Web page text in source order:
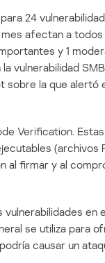
24
afectan a
y 1
vulnerabilidad
sobre la que alertó
Verification. Estas
(archivos
al firmar y al
en
se utiliza para
causar un